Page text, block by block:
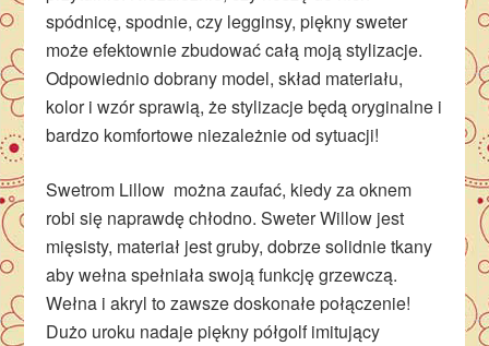
spódnicę, spodnie, czy legginsy, piękny sweter
może efektownie zbudować całą moją stylizacje.
Odpowiednio dobrany model, skład materiału,
kolor i wzór sprawią, że stylizacje będą oryginalne i
bardzo komfortowe niezależnie od sytuacji!
Swetrom Lillow można zaufać, kiedy za oknem
robi się naprawdę chłodno. Sweter Willow jest
mięsisty, materiał jest gruby, dobrze solidnie tkany
aby wełna spełniała swoją funkcję grzewczą.
Wełna i akryl to zawsze doskonałe połączenie!
Dużo uroku nadaje piękny półgolf imitujący